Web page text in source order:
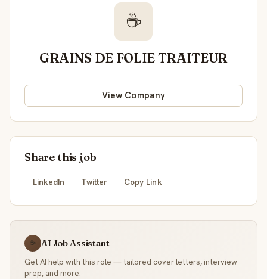
☕
GRAINS DE FOLIE TRAITEUR
View Company
Share this job
LinkedIn Twitter Copy Link
☕ AI Job Assistant
Get AI help with this role — tailored cover letters, interview
prep, and more.